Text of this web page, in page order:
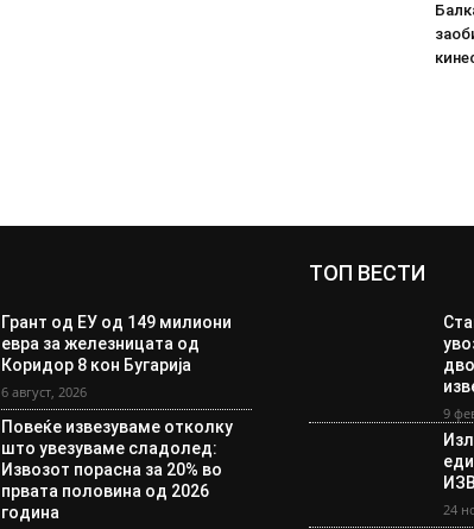
Грант од ЕУ од 149 милиони
евра за железницата од
Коридор 8 кон Бугарија
6 август, 2026
Повеќе извезуваме отколку
што увезуваме сладолед:
Извозот порасна за 20% во
првата половина од 2026
година
ТОП ВЕСТИ
9
24